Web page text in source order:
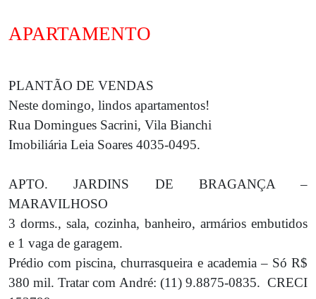
APARTAMENTO
PLANTÃO DE VENDAS
Neste domingo, lindos apartamentos!
Rua Domingues Sacrini, Vila Bianchi
Imobiliária Leia Soares 4035-0495.
APTO. JARDINS DE BRAGANÇA –
MARAVILHOSO
3 dorms., sala, cozinha, banheiro, armários embutidos
e 1 vaga de garagem.
Prédio com piscina, churrasqueira e academia – Só R$
380 mil. Tratar com André: (11) 9.8875-0835. CRECI